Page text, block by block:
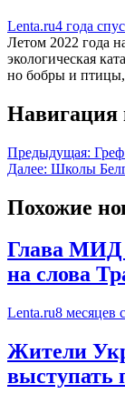
Lenta.ru4 года
Летом 2022 года
экологическая
но бобры и птицы,
Навигация
Предыдущая:
Далее: Школы
Похожие
Глава МИД
на слова
Lenta.ru8 месяцев
Жители
выступать